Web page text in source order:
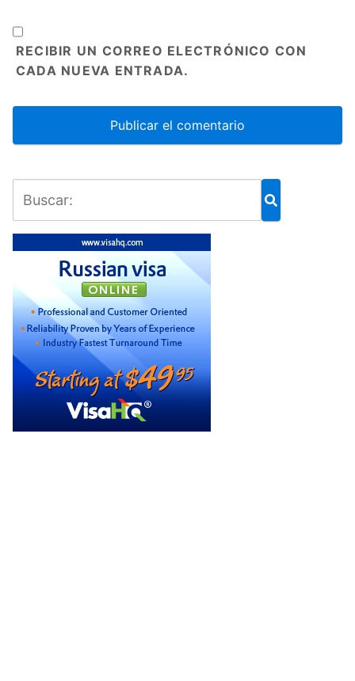
RECIBIR UN CORREO ELECTRÓNICO CON
CADA NUEVA ENTRADA.